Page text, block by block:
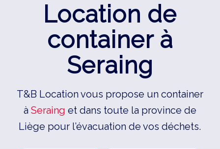
Location de
container à
Seraing
T&B Location vous propose un container
à Seraing et dans toute la province de
Liège pour l’évacuation de vos déchets.